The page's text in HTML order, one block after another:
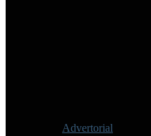
Advertorial